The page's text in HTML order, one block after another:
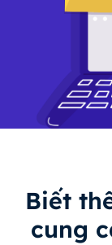
Biết
cung